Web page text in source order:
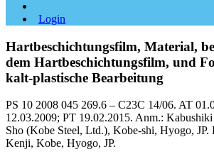
Login
Hartbeschichtungsfilm, Material,
dem Hartbeschichtungsfilm, und
kalt-plastische Bearbeitung
PS 10 2008 045 269.6 – C23C 14/06. AT
12.03.2009; PT 19.02.2015. Anm.:
Sho (Kobe Steel, Ltd.), Kobe-shi, Hyogo, JP.
Kenji, Kobe, Hyogo, JP.